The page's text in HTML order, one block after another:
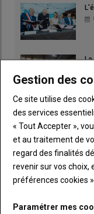
Gestion des
Ce site utilise des
des services
« Tout Accepter »,
et au traitement de
regard des finalités
revenir sur vos choix,
préférences cookies
Paramétrer mes